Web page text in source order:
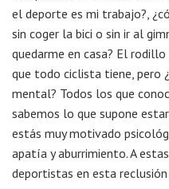
el deporte es mi trabajo?,
sin coger la bici o sin ir al
quedarme en casa? El
que todo ciclista tiene, pero
mental? Todos los que
sabemos lo que supone
estás muy motivado
apatía y aburrimiento. A
deportistas en esta